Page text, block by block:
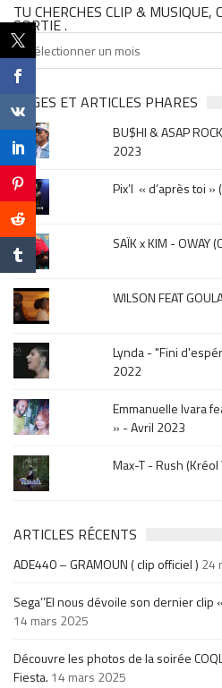
TU CHERCHES CLIP & MUSIQUE,
SORTIE .
Tu
cherches
clip
musique,
click
sur
le
mois
de
la
sortie
.
PAGES ET ARTICLES PHARES
BU$HI & ASAP
2023
Pix’l « d’après toi
SAÏK x KIM - OWAY
WILSON FEAT
Lynda - "Fini
2022
Emmanuelle Ivara
» - Avril 2023
Max-T - Rush
ARTICLES RÉCENTS
ADE440 – GRAMOUN ( clip officiel ) 24
Sega’’El nous dévoile son dernier
14 mars 2025
Découvre les photos de la soirée
Fiesta. 14 mars 2025